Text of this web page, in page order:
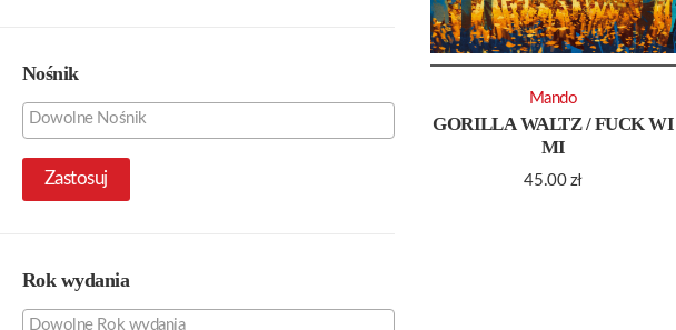
GORILLA WALTZ / FUCK WI
MI
45.00 zł
Mando
Nośnik
Zastosuj
Rok wydania